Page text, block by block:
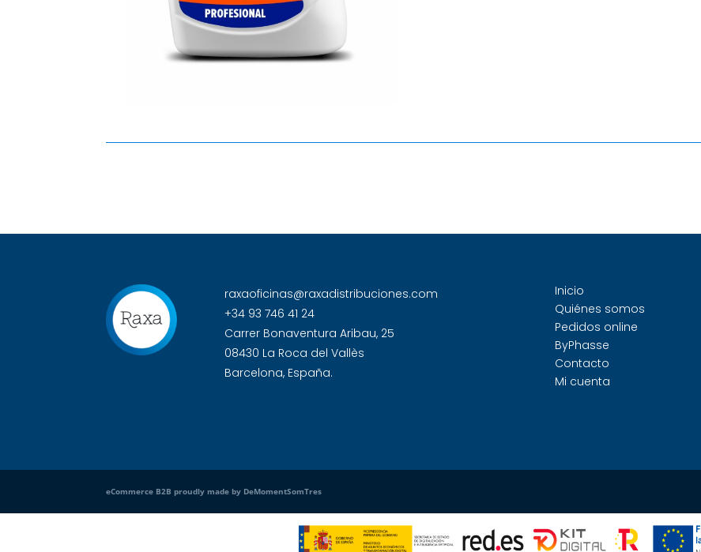
raxaoficinas@raxadistribuciones.com
+34 93 746 41 24
Carrer Bonaventura Aribau, 25
08430 La Roca del Vallès
Barcelona, España.
Inicio
Quiénes somos
Pedidos online
ByPhasse
Contacto
Mi cuenta
eCommerce B2B proudly made by DeMomentSomTres